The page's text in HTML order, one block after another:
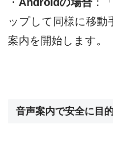
ップして同様に移動
案内を開始します。
音声案内で安全に目